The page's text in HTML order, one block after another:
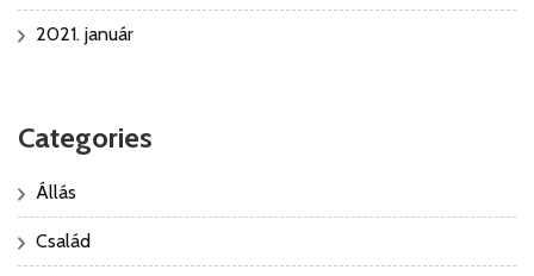
2021. január
Categories
Állás
Család